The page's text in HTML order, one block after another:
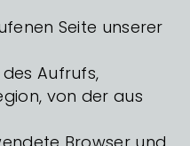
Seite unserer
Aufrufs,
von der aus
Browser und